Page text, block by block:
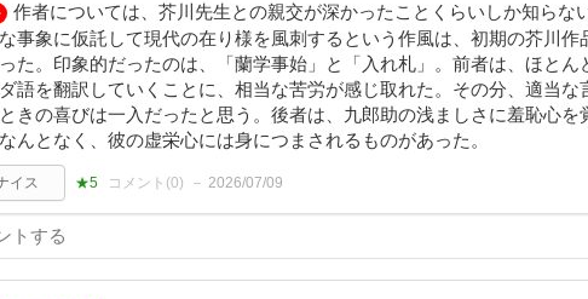
作者については、芥川先生との親交が深かったことくらいしか知らな
事象に仮託して現代の在り様を風刺するという作風は、初期の芥川作
た。印象的だったのは、「蘭学事始」と「入れ札」。前者は、ほとん
語を翻訳していくことに、相当な苦労が感じ取れた。その分、適当な
きの喜びは一入だったと思う。後者は、九郎助の浅ましさに羞恥心を
んとなく、彼の虚栄心には身につまされるものがあった。
イス ★5 コメント(0) 2026/07/09